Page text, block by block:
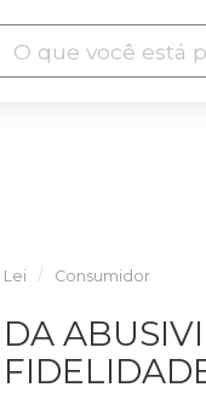
Lei Consumidor
DA